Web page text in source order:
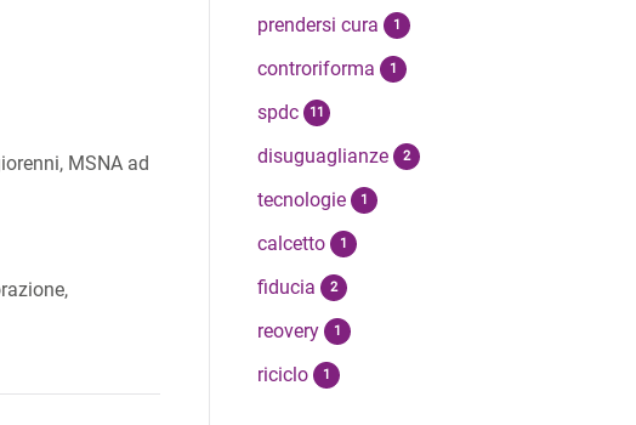
MSNA ad
prendersi cura 1
controriforma 1
spdc 11
disuguaglianze 2
tecnologie 1
calcetto 1
fiducia 2
reovery 1
riciclo 1